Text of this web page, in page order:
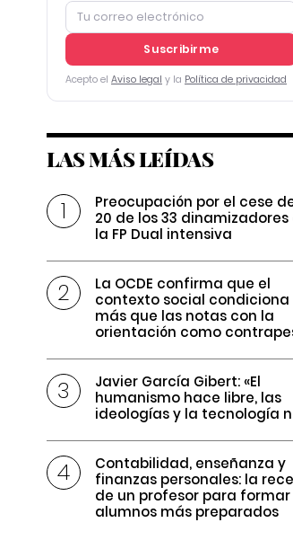
Suscribirme
Acepto el Aviso legal y la Política de privacidad
LAS MÁS LEÍDAS
Preocupación por el cese
20 de los 33 dinamizadores
la FP Dual intensiva
La OCDE confirma que el
contexto social condiciona
más que las notas con la
orientación como
Javier García Gibert: «El
humanismo hace libre, las
ideologías y la tecnología
Contabilidad, enseñanza y
finanzas personales: la
de un profesor para formar
alumnos más preparados